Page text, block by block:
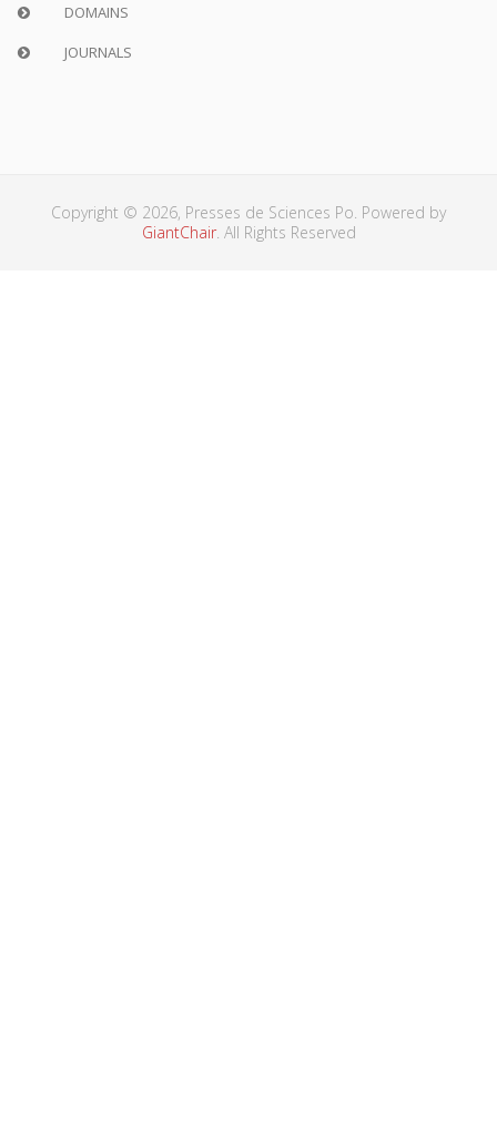
DOMAINS
JOURNALS
Copyright © 2026, Presses de Sciences Po. Powered by
GiantChair. All Rights Reserved